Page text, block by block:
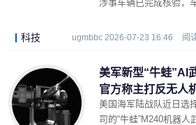
涉事车辆已完成核验，
科技 ugmbbc 2026-07-23 16:46 阅
美军新型“牛蛙”AI
官方称主打反无人
美国海军陆战队近日选
司的“牛蛙”M240机器人